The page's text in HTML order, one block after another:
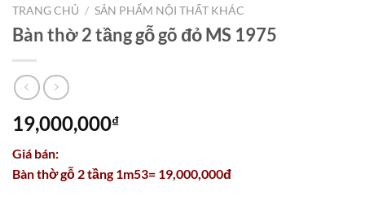
TRANG CHỦ / SẢN PHẨM NỘI THẤT KHÁC
Bàn thờ 2 tầng gỗ gõ đỏ MS 1975
19,000,000₫
Giá bán:
Bàn thờ gỗ 2 tầng 1m53= 19,000,000đ